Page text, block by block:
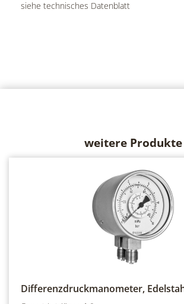
siehe technisches Datenblatt
weitere Produkte
Differenzdruckmanometer,